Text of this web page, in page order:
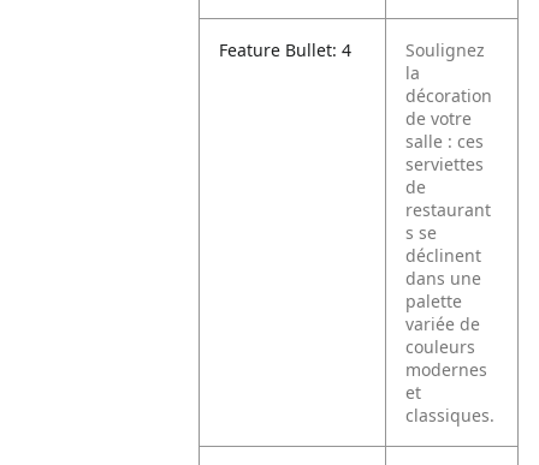
Feature Bullet: 4
Soulignez
la
décoration
de votre
salle : ces
serviettes
de
restaurant
s se
déclinent
dans une
palette
variée de
couleurs
modernes
et
classiques.